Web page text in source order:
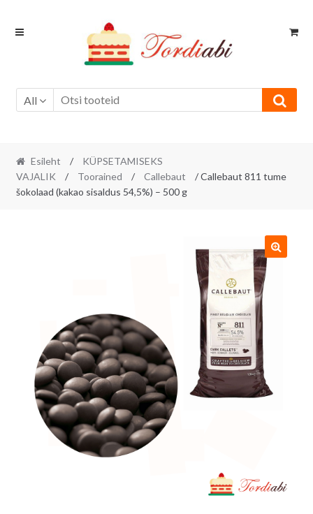
Skip
Skip
All
Esileht /
KÜPSETAMISEKS
VAJALIK
/ Toorained / Callebaut
/ Callebaut 811 tume
šokolaad (kakao sisaldus 54,5%) – 500 g